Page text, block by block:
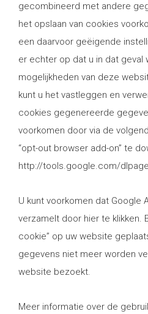
gecombineerd met andere
het opslaan van cookies
een daarvoor geëigende
er echter op dat u in dat geval
mogelijkheden van deze
kunt u het vastleggen en
cookies gegenereerde
voorkomen door via de
“opt-out browser add-on” te
http://tools.google.com/
U kunt voorkomen dat Google
verzamelt door hier te klikken.
cookie” op uw website
gegevens niet meer worden
website bezoekt.
Meer informatie over de